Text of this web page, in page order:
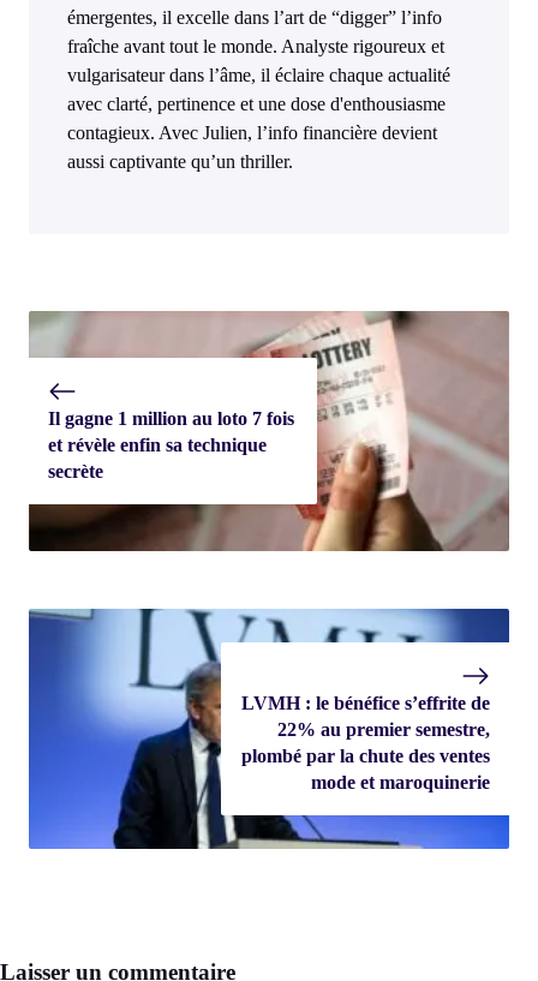
émergentes, il excelle dans l’art de “digger” l’info
fraîche avant tout le monde. Analyste rigoureux et
vulgarisateur dans l’âme, il éclaire chaque actualité
avec clarté, pertinence et une dose d'enthousiasme
contagieux. Avec Julien, l’info financière devient
aussi captivante qu’un thriller.
Il gagne 1 million au loto 7 fois
et révèle enfin sa technique
secrète
LVMH : le bénéfice s’effrite de
22% au premier semestre,
plombé par la chute des ventes
mode et maroquinerie
Laisser un commentaire